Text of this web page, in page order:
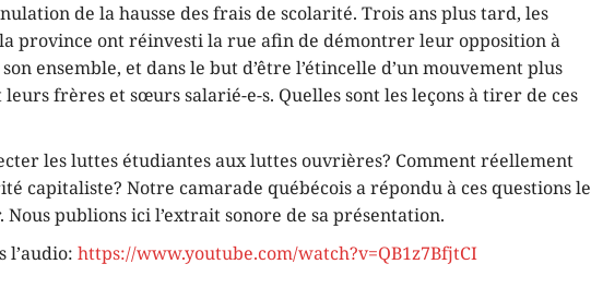
de la hausse des frais de scolarité. Trois ans plus tard, les
province ont réinvesti la rue afin de démontrer leur opposition à
ensemble, et dans le but d’être l’étincelle d’un mouvement plus
frères et sœurs salarié-e-s. Quelles sont les leçons à tirer de ces
les luttes étudiantes aux luttes ouvrières? Comment réellement
capitaliste? Notre camarade québécois a répondu à ces questions le
publions ici l’extrait sonore de sa présentation.
l’audio:https://www.youtube.com/watch?v=QB1z7BfjtCI